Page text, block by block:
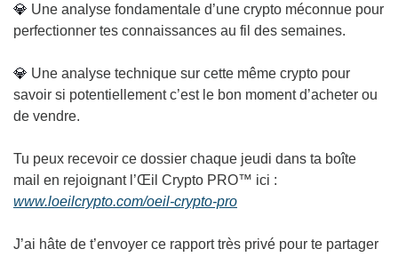
💎 Une analyse fondamentale d’une crypto méconnue pour
perfectionner tes connaissances au fil des semaines.
💎 Une analyse technique sur cette même crypto pour
savoir si potentiellement c’est le bon moment d’acheter ou
de vendre.
Tu peux recevoir ce dossier chaque jeudi dans ta boîte
www.loeilcrypto.com/oeil-crypto-pro
J’ai hâte de t’envoyer ce rapport très privé pour te partager